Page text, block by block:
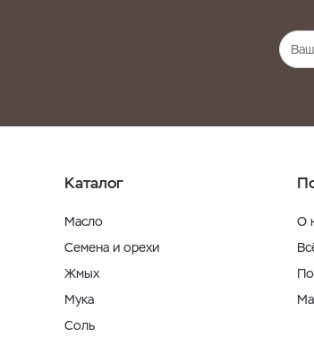
Каталог
Масло
Семена и орехи
Жмых
Мука
Соль
О